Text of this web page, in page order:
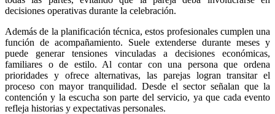
decisiones operativas durante la celebración.
Además de la planificación técnica, estos profesionales cumplen una
función de acompañamiento. Suele extenderse durante meses y
puede generar tensiones vinculadas a decisiones económicas,
familiares o de estilo. Al contar con una persona que ordena
prioridades y ofrece alternativas, las parejas logran transitar el
proceso con mayor tranquilidad. Desde el sector señalan que la
contención y la escucha son parte del servicio, ya que cada evento
refleja historias y expectativas personales.